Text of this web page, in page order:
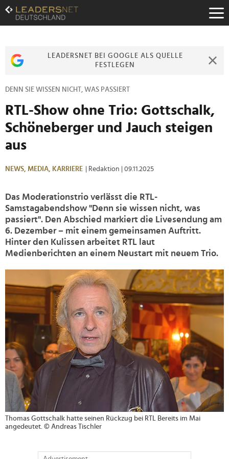
Zum
Inhalt
Zur
Zur
LEADERSNET BEI GOOGLE ALS QUELLE
FESTLEGEN
DENN SIE WISSEN NICHT, WAS PASSIERT
RTL-Show ohne Trio: Gottschalk,
Schöneberger und Jauch steigen
aus
NEWS, MEDIA, KARRIERE | Redaktion | 09.11.2025
Das Moderationstrio verlässt die RTL-
Samstagabendshow "Denn sie wissen nicht, was
passiert". Den Abschied markiert die Livesendung am
6. Dezember – mit einem gemeinsamen Auftritt.
Hinter den Kulissen arbeitet RTL laut
Medienberichten an einem Neustart mit neuem Trio.
Thomas Gottschalk hatte seinen Rückzug bei RTL Bereits im Mai
angedeutet. © Andreas Tischler